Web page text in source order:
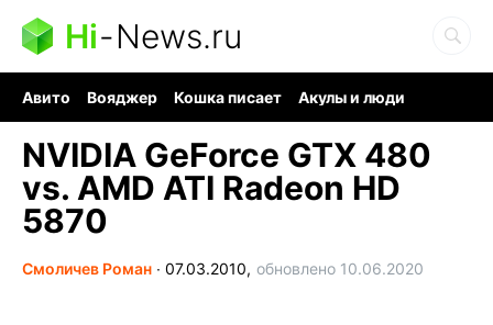
Hi-News.ru
Авито Вояджер Кошка писает
Акулы и люди
NVIDIA GeForce GTX 480
vs. AMD ATI Radeon HD
5870
Смоличев Роман ∙ 07.03.2010, обновлено 10.06.2020